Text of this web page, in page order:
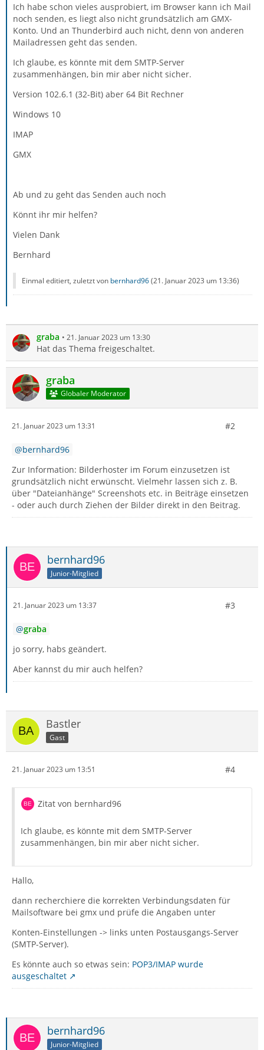
Ich habe schon vieles ausprobiert, im Browser kann ich Mail
noch senden, es liegt also nicht grundsätzlich am GMX-
Konto. Und an Thunderbird auch nicht, denn von anderen
Mailadressen geht das senden.
Ich glaube, es könnte mit dem SMTP-Server
zusammenhängen, bin mir aber nicht sicher.
Version 102.6.1 (32-Bit) aber 64 Bit Rechner
Windows 10
IMAP
GMX
Ab und zu geht das Senden auch noch
Könnt ihr mir helfen?
Vielen Dank
Bernhard
Einmal editiert, zuletzt von bernhard96(21. Januar 2023 um 13:36)
graba 21. Januar 2023 um 13:30
Hat das Thema freigeschaltet.
graba
Globaler Moderator
21. Januar 2023 um 13:31 #2
bernhard96
Zur Information: Bilderhoster im Forum einzusetzen ist
grundsätzlich nicht erwünscht. Vielmehr lassen sich z. B.
über "Dateianhänge" Screenshots etc. in Beiträge einsetzen
- oder auch durch Ziehen der Bilder direkt in den Beitrag.
bernhard96
Junior-Mitglied
21. Januar 2023 um 13:37 #3
graba
jo sorry, habs geändert.
Aber kannst du mir auch helfen?
Bastler
Gast
21. Januar 2023 um 13:51 #4
Zitat von bernhard96
Ich glaube, es könnte mit dem SMTP-Server
zusammenhängen, bin mir aber nicht sicher.
Hallo,
dann recherchiere die korrekten Verbindungsdaten für
Mailsoftware bei gmx und prüfe die Angaben unter
Konten-Einstellungen -> links unten Postausgangs-Server
(SMTP-Server).
Es könnte auch so etwas sein: POP3/IMAP wurde
ausgeschaltet
bernhard96
Junior-Mitglied